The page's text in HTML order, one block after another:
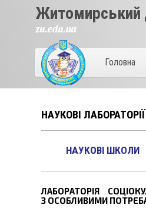
Житомирський
zu.edu.ua
Головна
НАУКОВІ ЛАБОРАТОРІЇ
НАУКОВІ ШКОЛИ
ЛАБОРАТОРІЯ
З ОСОБЛИВИМИ